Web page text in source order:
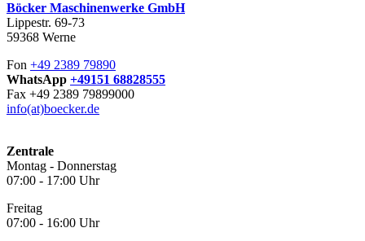
Böcker Maschinenwerke GmbH
Lippestr. 69-73
59368 Werne
Fon +49 2389 79890
WhatsApp +49151 68828555
Fax +49 2389 79899000
info(at)boecker.de
Zentrale
Montag - Donnerstag
07:00 - 17:00 Uhr
Freitag
07:00 - 16:00 Uhr